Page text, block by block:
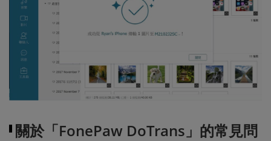
關於「FonePaw DoTrans」的常見問